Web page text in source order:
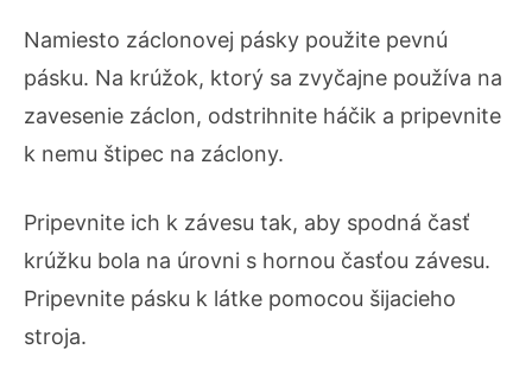
Namiesto záclonovej pásky použite pevnú
pásku. Na krúžok, ktorý sa zvyčajne používa na
zavesenie záclon, odstrihnite háčik a pripevnite
k nemu štipec na záclony.
Pripevnite ich k závesu tak, aby spodná časť
krúžku bola na úrovni s hornou časťou závesu.
Pripevnite pásku k látke pomocou šijacieho
stroja.